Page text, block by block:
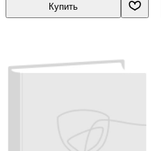
Купить